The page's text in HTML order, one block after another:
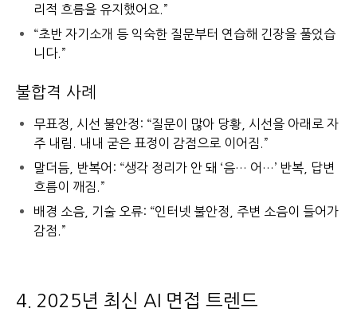
리적 흐름을 유지했어요.”
“초반 자기소개 등 익숙한 질문부터 연습해 긴장을 풀었습
니다.”
불합격 사례
무표정, 시선 불안정: “질문이 많아 당황, 시선을 아래로 자
주 내림. 내내 굳은 표정이 감점으로 이어짐.”
말더듬, 반복어: “생각 정리가 안 돼 ‘음… 어…’ 반복, 답변
흐름이 깨짐.”
배경 소음, 기술 오류: “인터넷 불안정, 주변 소음이 들어가
감점.”
4. 2025년 최신 AI 면접 트렌드